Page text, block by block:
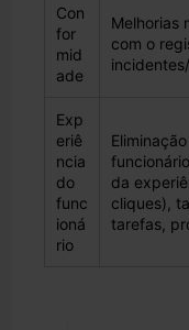
Con
for
mid
ade
Melhorias
com o
Exp
eriê
ncia
do
func
ioná
rio
da
cliques),
tarefas,